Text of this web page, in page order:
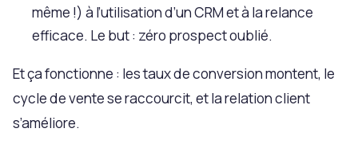
même !) à l’utilisation d’un CRM et à la relance
efficace. Le but : zéro prospect oublié.
Et ça fonctionne : les taux de conversion montent, le
cycle de vente se raccourcit, et la relation client
s’améliore.